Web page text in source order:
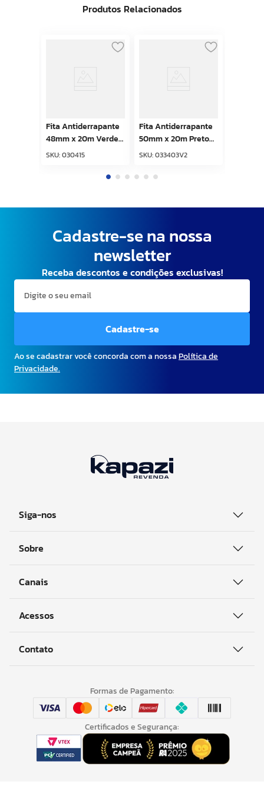
Produtos Relacionados
Fita Antiderrapante
48mm x 20m Verde
Kapazi
SKU:030415
Fita Antiderrapante
50mm x 20m Preto
Kapazi
SKU:033403V2
Cadastre-se na nossa
newsletter
Receba descontos e condições exclusivas!
Cadastre-se
Ao se cadastrar você concorda com a nossaPolítica de
Privacidade.
Siga-nos
Sobre
Canais
Acessos
Contato
Formas de Pagamento:
Certificados e Segurança: